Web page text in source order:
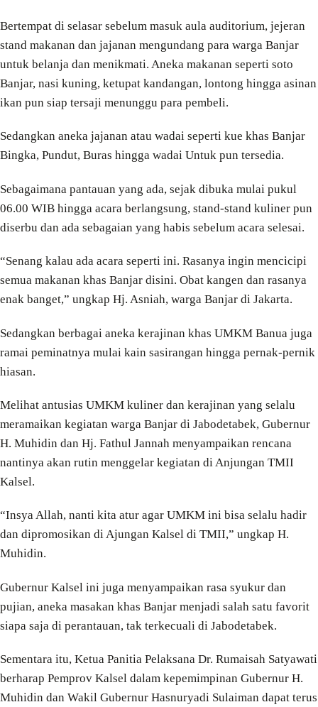
Bertempat di selasar sebelum masuk aula auditorium, jejeran
stand makanan dan jajanan mengundang para warga Banjar
untuk belanja dan menikmati. Aneka makanan seperti soto
Banjar, nasi kuning, ketupat kandangan, lontong hingga asinan
ikan pun siap tersaji menunggu para pembeli.
Sedangkan aneka jajanan atau wadai seperti kue khas Banjar
Bingka, Pundut, Buras hingga wadai Untuk pun tersedia.
Sebagaimana pantauan yang ada, sejak dibuka mulai pukul
06.00 WIB hingga acara berlangsung, stand-stand kuliner pun
diserbu dan ada sebagaian yang habis sebelum acara selesai.
“Senang kalau ada acara seperti ini. Rasanya ingin mencicipi
semua makanan khas Banjar disini. Obat kangen dan rasanya
enak banget,” ungkap Hj. Asniah, warga Banjar di Jakarta.
Sedangkan berbagai aneka kerajinan khas UMKM Banua juga
ramai peminatnya mulai kain sasirangan hingga pernak-pernik
hiasan.
Melihat antusias UMKM kuliner dan kerajinan yang selalu
meramaikan kegiatan warga Banjar di Jabodetabek, Gubernur
H. Muhidin dan Hj. Fathul Jannah menyampaikan rencana
nantinya akan rutin menggelar kegiatan di Anjungan TMII
Kalsel.
“Insya Allah, nanti kita atur agar UMKM ini bisa selalu hadir
dan dipromosikan di Ajungan Kalsel di TMII,” ungkap H.
Muhidin.
Gubernur Kalsel ini juga menyampaikan rasa syukur dan
pujian, aneka masakan khas Banjar menjadi salah satu favorit
siapa saja di perantauan, tak terkecuali di Jabodetabek.
Sementara itu, Ketua Panitia Pelaksana Dr. Rumaisah Satyawati
berharap Pemprov Kalsel dalam kepemimpinan Gubernur H.
Muhidin dan Wakil Gubernur Hasnuryadi Sulaiman dapat terus